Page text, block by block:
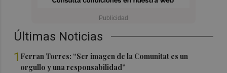
Últimas Noticias
1 Ferran Torres: “Ser imagen de la Comunitat es un
orgullo y una responsabilidad”